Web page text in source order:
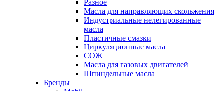
Разное
Масла для направляющих скольжения
Индустриальные нелегированные
масла
Пластичные смазки
Циркуляционные масла
СОЖ
Масла для газовых двигателей
Шпиндельные масла
Бренды